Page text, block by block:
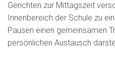
Gerichten zur Mittagszeit
Innenbereich der Schule zu
Pausen einen gemeinsamen
persönlichen Austausch